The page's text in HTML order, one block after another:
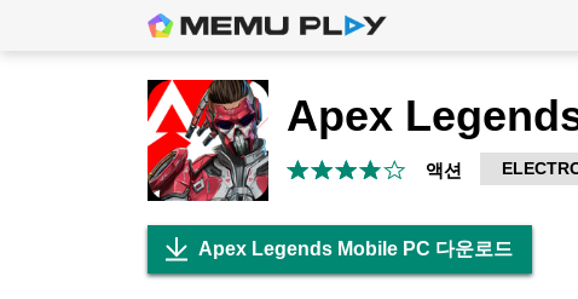
Apex
액션
Apex Legends Mobile PC 다운로드